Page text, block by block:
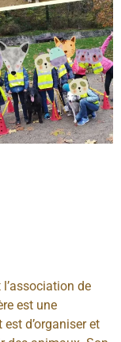
de
est une
d’organiser et